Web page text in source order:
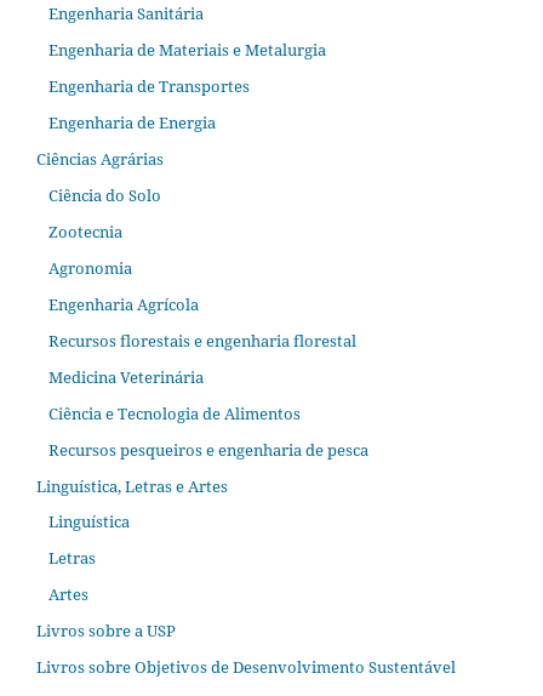
Engenharia Sanitária
Engenharia de Materiais e Metalurgia
Engenharia de Transportes
Engenharia de Energia
Ciências Agrárias
Ciência do Solo
Zootecnia
Agronomia
Engenharia Agrícola
Recursos florestais e engenharia florestal
Medicina Veterinária
Ciência e Tecnologia de Alimentos
Recursos pesqueiros e engenharia de pesca
Linguística, Letras e Artes
Linguística
Letras
Artes
Livros sobre a USP
Livros sobre Objetivos de Desenvolvimento Sustentável